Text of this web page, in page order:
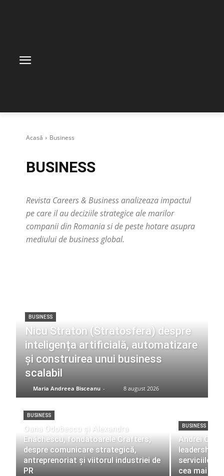
Acasă Business
BUSINESS
Revista Careers & Business analizeaza impactul
pe care il au deciziile strategice ale marilor
companii din Romania si de peste hotare asupra
mediului de business global.
BUSINESS
Nicu Straton (Stratosfera) despre
inteligența artificială, automatizare
și construirea unui business
scalabil
Maria Andreea Bisceanu - 8 august 2026
BUSINESS
Oana Odobescu și Alexandra
Enăchescu, fondatoarele Crafters,
despre comunicare strategică,
antreprenoriat și viitorul industriei de
PR
BUSINESS
Andrei
leadership,
serviciilor
cea mai